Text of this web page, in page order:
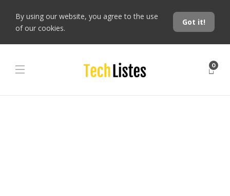
By using our website, you agree to the use
of our cookies.
Got it!
0